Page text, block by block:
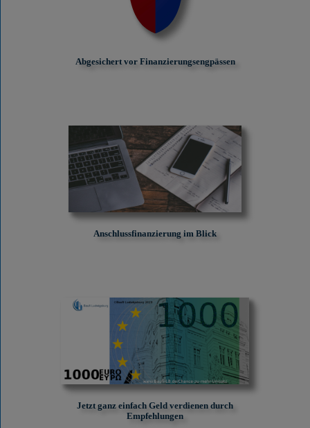
Abgesichert vor Finanzierungs­engpässen
Anschlussfinanzierung im Blick
Jetzt ganz einfach Geld verdienen durch
Empfehlungen